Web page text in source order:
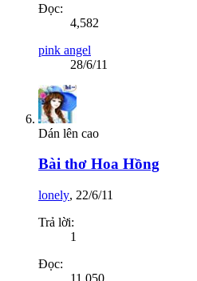
Đọc:
4,582
pink angel
28/6/11
Dán lên cao
Bài thơ Hoa Hồng
lonely, 22/6/11
Trả lời:
1
Đọc:
11,050